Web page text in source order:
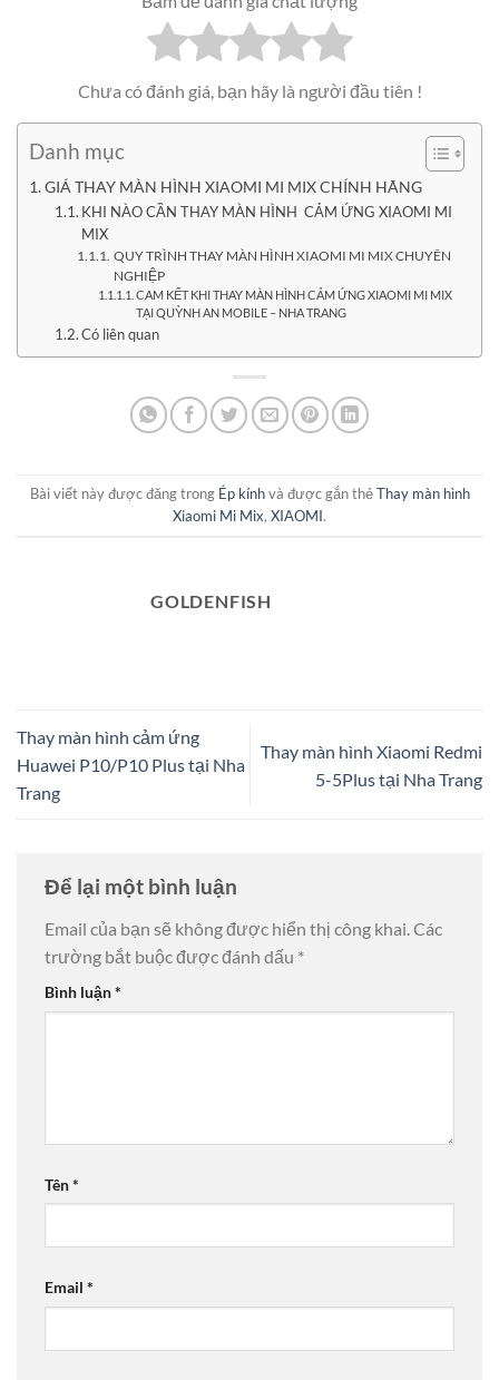
Chưa có đánh giá, bạn hãy là người đầu tiên !
Danh mục
GIÁ THAY MÀN HÌNH XIAOMI MI MIX CHÍNH HÃNG
KHI NÀO CẦN THAY MÀN HÌNH CẢM ỨNG XIAOMI MI
MIX
QUY TRÌNH THAY MÀN HÌNH XIAOMI MI MIX CHUYÊN
NGHIỆP
CAM KẾT KHI THAY MÀN HÌNH CẢM ỨNG XIAOMI MI MIX
TẠI QUỲNH AN MOBILE – NHA TRANG
Có liên quan
Bài viết này được đăng trong Ép kínhvà được gắn thẻThay màn hình
Xiaomi Mi Mix, XIAOMI.
GOLDENFISH
Thay màn hình cảm ứng
Huawei P10/P10 Plus tại Nha
Trang
Thay màn hình Xiaomi Redmi
5-5Plus tại Nha Trang
Để lại một bình luận
Email của bạn sẽ không được hiển thị công khai.Các
trường bắt buộc được đánh dấu *
Bình luận*
Tên*
Email *